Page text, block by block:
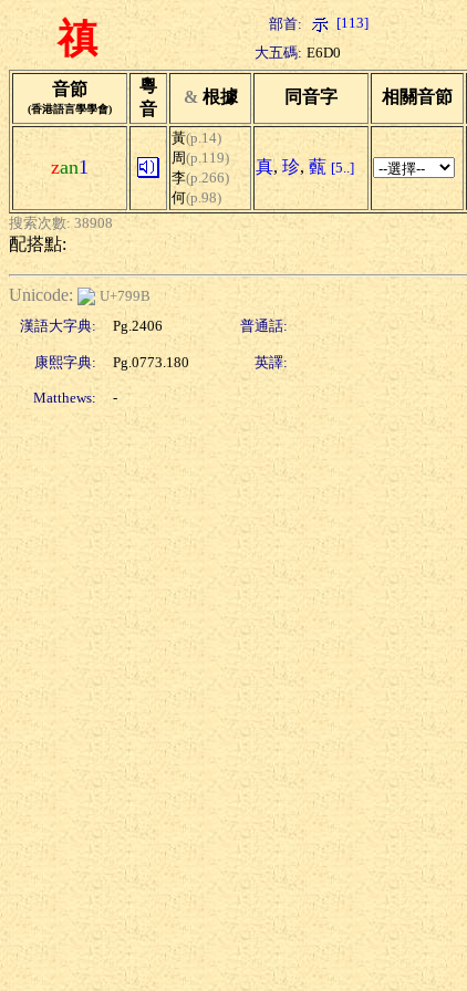
禛 部首: [113]
大五碼: E6D0
音節
(香港語言學學會)
粵
音
& 根據 同音字 相關音節
zan1
黃(p.14)
周(p.119)
李(p.266)
何(p.98)
真, 珍, 薽 [5..]
搜索次數: 38908
配搭點:
Unicode:
U+799B
漢語大字典:
Pg.2406 普通話:
康熙字典: Pg.0773.180 英譯:
Matthews: -